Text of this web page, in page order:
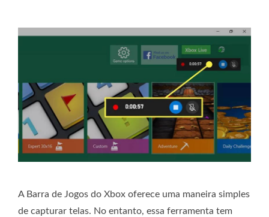
A Barra de Jogos do Xbox oferece uma maneira simples
de capturar telas. No entanto, essa ferramenta tem